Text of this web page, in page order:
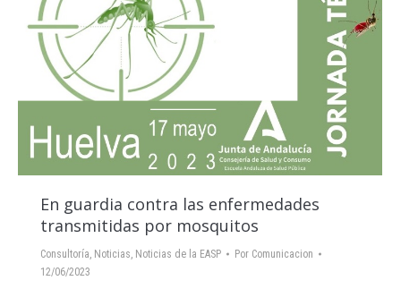
En guardia contra las enfermedades
transmitidas por mosquitos
Consultoría, Noticias, Noticias de la EASP Por Comunicacion
12/06/2023